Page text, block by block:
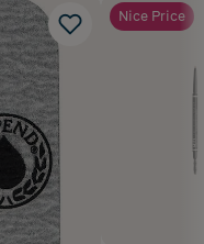
Nice Price